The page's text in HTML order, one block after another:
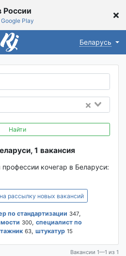
России
Play
Беларусь
Найти
1 вакансия
кочегар в Беларуси:
рассылку новых вакансий
по стандартизации 347,
300, специалист по
63, штукатур 15
Вакансии 1—1 из 1